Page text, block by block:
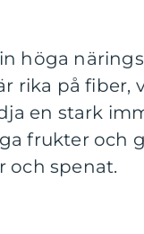
höga
rika på fiber,
en stark
frukter och
och spenat.